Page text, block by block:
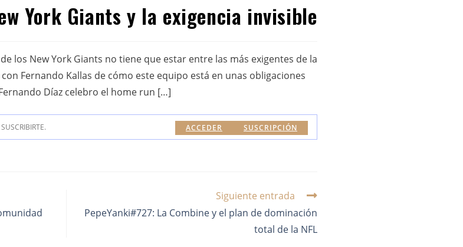
York Giants y la exigencia invisible
los New York Giants no tiene que estar entre las más exigentes de la
Fernando Kallas de cómo este equipo está en unas obligaciones
Díaz celebro el home run […]
SUSCRIPCIÓN
ACCEDER
Siguiente entrada
PepeYanki#727: La Combine y el plan de dominación
total de la NFL